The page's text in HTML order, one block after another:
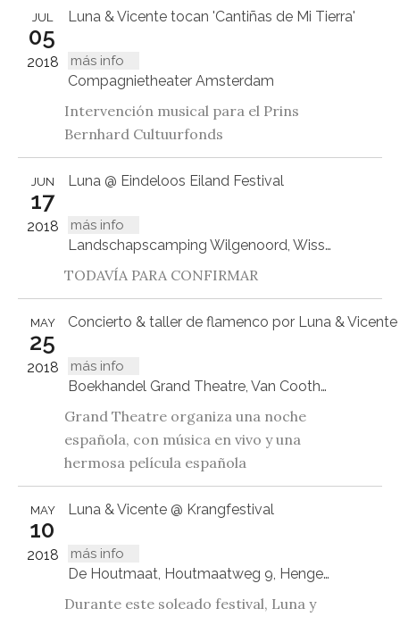
Luna & Vicente tocan 'Cantiñas de Mi Tierra'
más info
JUL
05
2018
Compagnietheater Amsterdam
Intervención musical para el Prins
Bernhard Cultuurfonds
Luna @ Eindeloos Eiland Festival
más info
JUN
17
2018
Landschapscamping Wilgenoord, Wissenkerke
TODAVÍA PARA CONFIRMAR
Concierto & taller de flamenco por Luna & Vicente
más info
MAY
25
2018
Boekhandel Grand Theatre, Van Coothplein 17b, Breda
Grand Theatre organiza una noche
española, con música en vivo y una
hermosa película española
Luna & Vicente @ Krangfestival
más info
MAY
10
2018
De Houtmaat, Houtmaatweg 9, Hengelo
Durante este soleado festival, Luna y